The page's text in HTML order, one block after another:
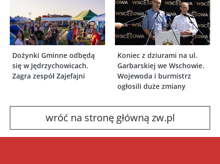
Dożynki Gminne odbędą
się w Jędrzychowicach.
Zagra zespół Zajefajni
Koniec z dziurami na ul.
Garbarskiej we Wschowie.
Wojewoda i burmistrz
ogłosili duże zmiany
wróć na stronę główną zw.pl